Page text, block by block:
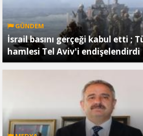
GÜNDEM
İsrail basını gerçeği kabul etti ;
hamlesi Tel Aviv'i endişelendirdi